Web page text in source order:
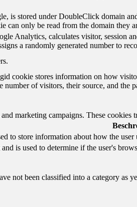
is stored under DoubleClick domain
can only be read from the domain
Analytics, calculates visitor, session
a randomly generated number to
cookie stores information on how
number of visitors, their source, and the
marketing campaigns. These
to store information about how the
is used to determine if the user's
not been classified into a category as